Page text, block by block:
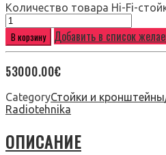
Количество товара Hi-Fi-
В корзину Добавить в список
53000.00€
CategoryСтойки и
Radiotehnika
ОПИСАНИЕ